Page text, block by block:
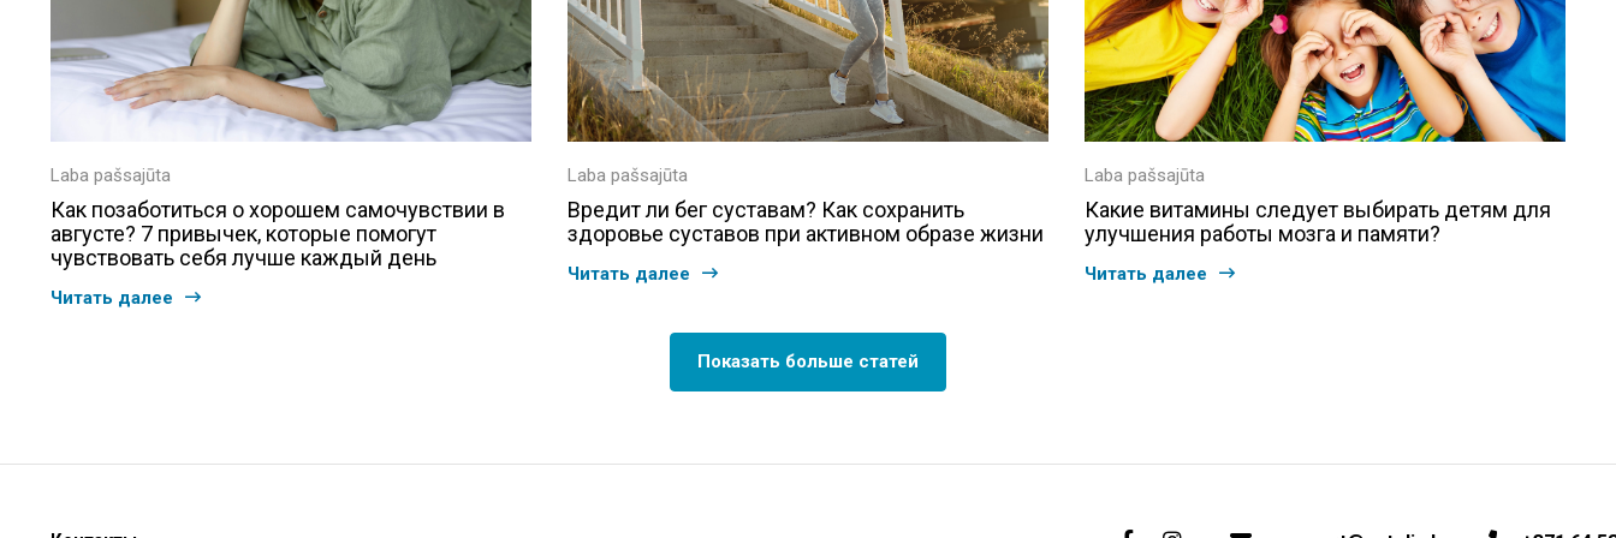
Laba pašsajūta
Как позаботиться о хорошем самочувствии в
августе? 7 привычек, которые помогут
чувствовать себя лучше каждый день
Читать далее
Laba pašsajūta
Вредит ли бег суставам? Как сохранить
здоровье суставов при активном образе жизни
Читать далее
Laba pašsajūta
Какие витамины следует выбирать детям для
улучшения работы мозга и памяти?
Читать далее
Показать больше статей